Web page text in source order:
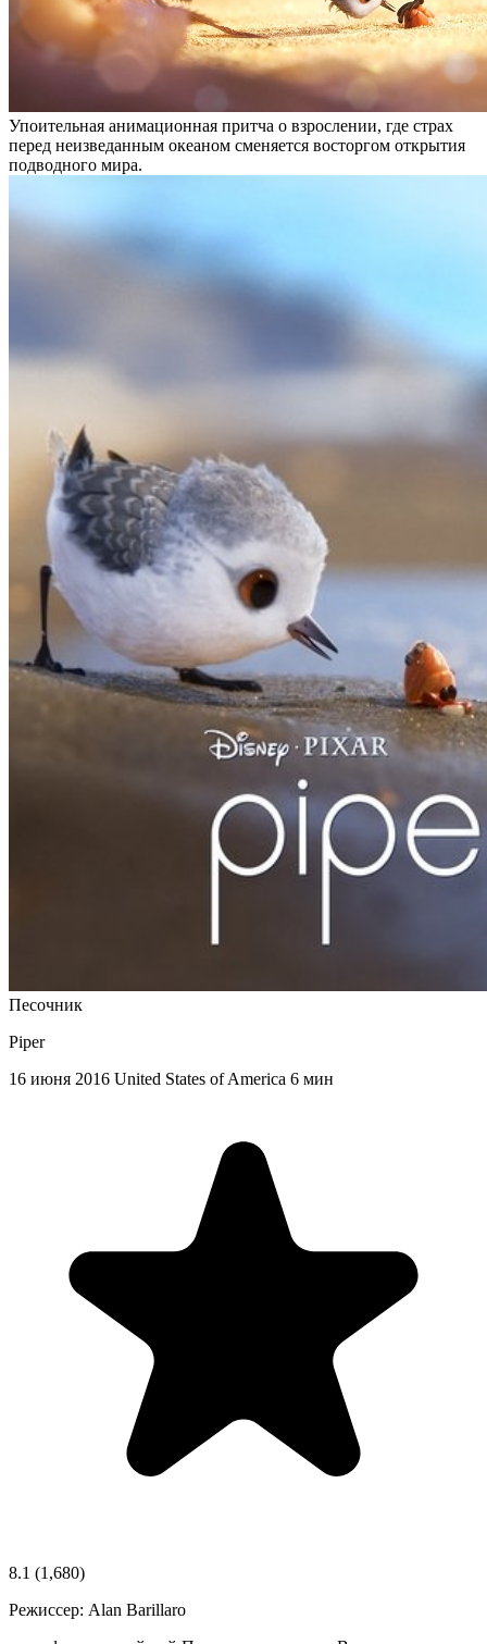
Упоительная анимационная притча о взрослении, где страх
перед неизведанным океаном сменяется восторгом открытия
подводного мира.
Песочник
Piper
16 июня 2016 United States of America 6 мин
8.1 (1,680)
Режиссер: Alan Barillaro